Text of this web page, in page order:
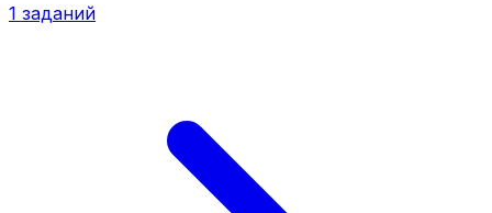
1 заданий